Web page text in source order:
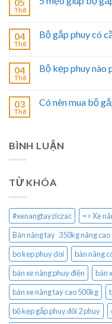
Th8
04
Th8
Bộ gắp phuy có
04
Th8
Bộ kẹp phuy nào
03
Th8
Có nên mua bộ
BÌNH LUẬN
TỪ KHÓA
#xenangtayziczac => Xe
Bàn nâng tay 350kg nâng cao
bo kep phuy doi
bàn nâng
bán xe nâng phuy điện
bán
bán xe nâng tay cao 500kg
bộ kẹp gắp phuy đôi 2 phuy